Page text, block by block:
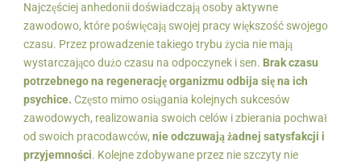
Najczęściej anhedonii doświadczają osoby aktywne
zawodowo, które poświęcają swojej pracy większość swojego
czasu. Przez prowadzenie takiego trybu życia nie mają
wystarczająco dużo czasu na odpoczynek i sen. Brak czasu
potrzebnego na regenerację organizmu odbija się na ich
psychice. Często mimo osiągania kolejnych sukcesów
zawodowych, realizowania swoich celów i zbierania pochwał
od swoich pracodawców, nie odczuwają żadnej satysfakcji i
przyjemności. Kolejne zdobywane przez nie szczyty nie